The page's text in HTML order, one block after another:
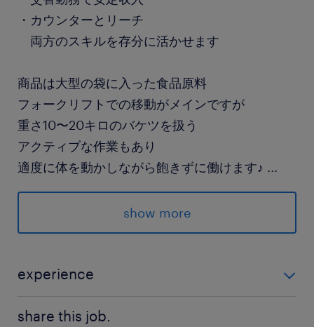
・カウンターとリーチ
両方のスキルを存分に活かせます
商品は大型の袋に入った食品原料
フォークリフトでの移動がメインですが
重さ10〜20キロのバケツを扱う
アクティブな作業もあり
適度に体を動かしながら飽きずに働けます♪ ...
＝＝＝
理想の収入をGET
show more
experience
share this job.